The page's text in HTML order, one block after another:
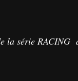
la série RACING